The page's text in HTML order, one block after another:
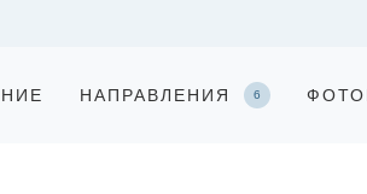
НАПРАВЛЕНИЯ 6